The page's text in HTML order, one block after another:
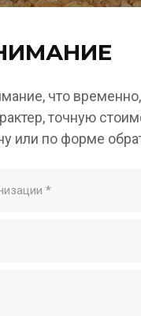
сварной
с
желтый,
что
точную
или по форме